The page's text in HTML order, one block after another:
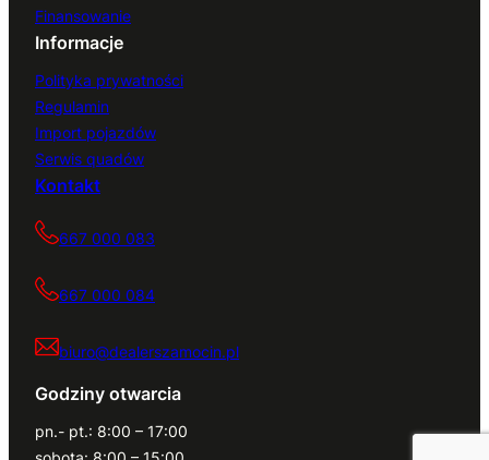
Finansowanie
Informacje
Polityka prywatności
Regulamin
Import pojazdów
Serwis quadów
Kontakt
667 000 083
667 000 084
biuro@dealerszamocin.pl
Godziny otwarcia
pn.- pt.: 8:00 – 17:00